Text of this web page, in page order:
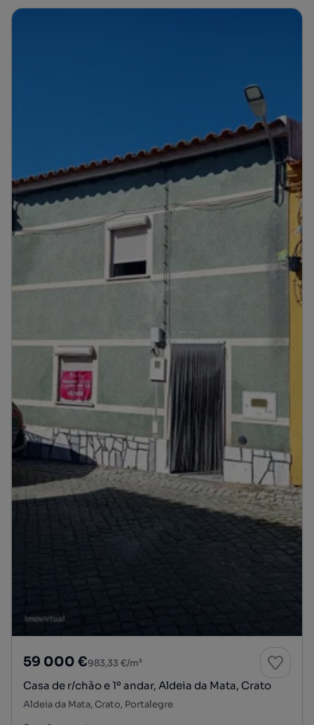
59 000 €983,33 €/m²
Casa de r/chão e 1º andar, Aldeia da Mata, Crato
Aldeia da Mata, Crato, Portalegre